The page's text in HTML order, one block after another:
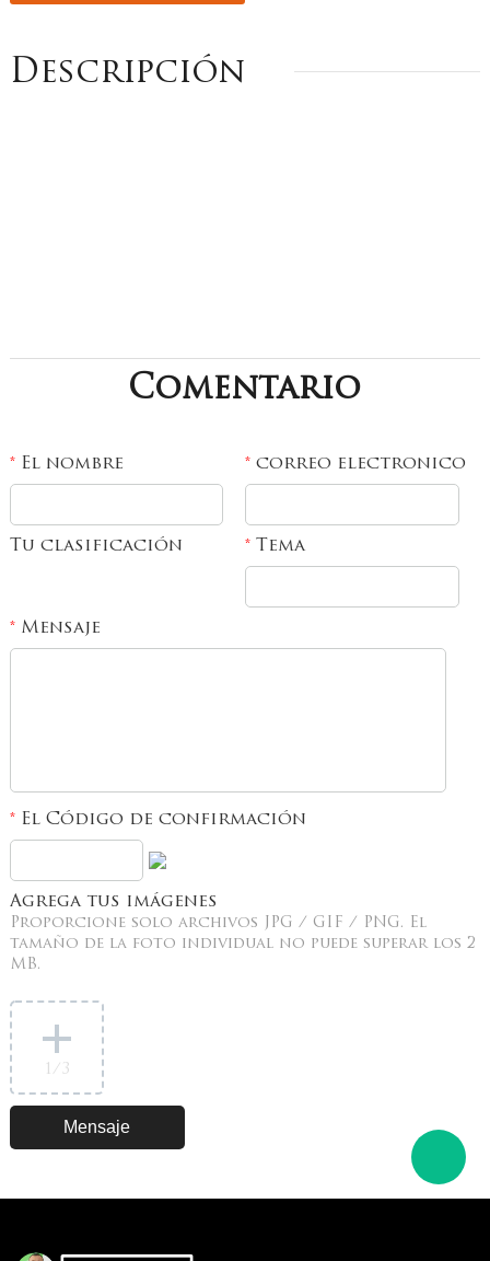
Descripción
Comentario
*El nombre *correo electronico
Tu clasificación *Tema
*Mensaje
*El Código de confirmación
Agrega tus imágenes
Proporcione solo archivos JPG / GIF / PNG. El
tamaño de la foto individual no puede superar los 2
MB.
1 /3